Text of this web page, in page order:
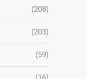
(208)
(203)
(59)